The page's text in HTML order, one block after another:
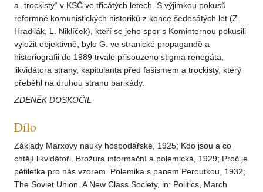
a „trockisty“ v KSČ ve třicátých letech. S výjimkou pokusů
reformně komunistických historiků z konce šedesátých let (Z.
Hradilák, L. Niklíček), kteří se jeho spor s Kominternou pokusili
vyložit objektivně, bylo G. ve stranické propagandě a
historiografii do 1989 trvale přisouzeno stigma renegáta,
likvidátora strany, kapitulanta před fašismem a trockisty, který
přeběhl na druhou stranu barikády.
ZDENĚK DOSKOČIL
Dílo
Základy Marxovy nauky hospodářské, 1925; Kdo jsou a co
chtějí likvidátoři. Brožura informační a polemická, 1929; Proč je
pětiletka pro nás vzorem. Polemika s panem Peroutkou, 1932;
The Soviet Union. A New Class Society, in: Politics, March